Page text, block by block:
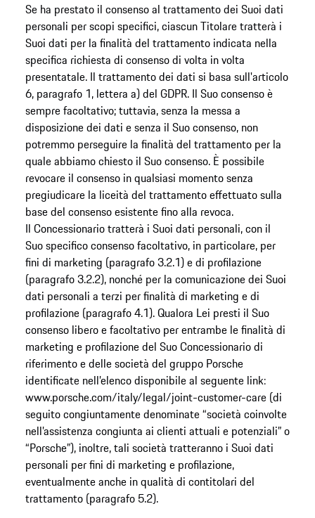
Se ha prestato il consenso al trattamento dei Suoi dati
personali per scopi specifici, ciascun Titolare tratterà i
Suoi dati per la finalità del trattamento indicata nella
specifica richiesta di consenso di volta in volta
presentatale. Il trattamento dei dati si basa sull'articolo
6, paragrafo 1, lettera a) del GDPR. Il Suo consenso è
sempre facoltativo; tuttavia, senza la messa a
disposizione dei dati e senza il Suo consenso, non
potremmo perseguire la finalità del trattamento per la
quale abbiamo chiesto il Suo consenso. È possibile
revocare il consenso in qualsiasi momento senza
pregiudicare la liceità del trattamento effettuato sulla
base del consenso esistente fino alla revoca.
Il Concessionario tratterà i Suoi dati personali, con il
Suo specifico consenso facoltativo, in particolare, per
fini di marketing (paragrafo 3.2.1) e di profilazione
(paragrafo 3.2.2), nonché per la comunicazione dei Suoi
dati personali a terzi per finalità di marketing e di
profilazione (paragrafo 4.1). Qualora Lei presti il Suo
consenso libero e facoltativo per entrambe le finalità di
marketing e profilazione del Suo Concessionario di
riferimento e delle società del gruppo Porsche
identificate nell’elenco disponibile al seguente link:
www.porsche.com/italy/legal/joint-customer-care (di
seguito congiuntamente denominate “società coinvolte
nell’assistenza congiunta ai clienti attuali e potenziali” o
“Porsche”), inoltre, tali società tratteranno i Suoi dati
personali per fini di marketing e profilazione,
eventualmente anche in qualità di contitolari del
trattamento (paragrafo 5.2).